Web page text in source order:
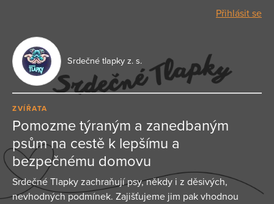
Přihlásit se
Srdečné tlapky z. s.
ZVÍŘATA
Pomozme týraným a zanedbaným
psům na cestě k lepšímu a
bezpečnému domovu
Srdečné Tlapky zachraňují psy, někdy i z děsivých,
nevhodných podmínek. Zajišťujeme jim pak vhodnou